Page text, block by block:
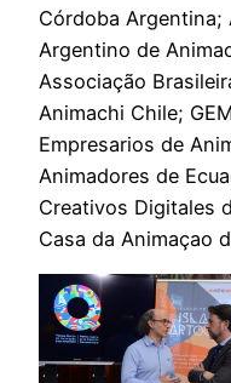
Córdoba Argentina;
Argentino de
Associação
Animachi Chile;
Empresarios de
Animadores de
Creativos Digitales
Casa da Animaçao